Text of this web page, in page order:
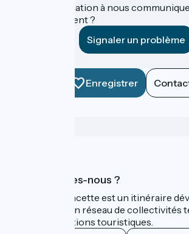
Une information à nous
établissement ?
Signaler un problème
Enregistrer
Qui sommes-nous ?
La Vélo Francette est un itinéraire
promu par un réseau de collectivités
leurs institutions touristiques.